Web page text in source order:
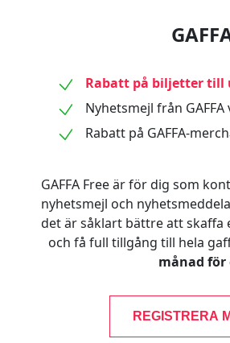
Rabatt på biljetter till
Nyhetsmejl från GAFFA
Rabatt på GAFFA-
GAFFA Free är för dig som
nyhetsmejl och
det är såklart bättre att skaffa
och få full tillgång till hela
månad för
REGISTRERA